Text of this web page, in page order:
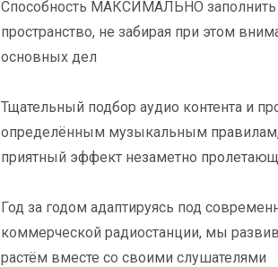
Способность МАКСИМАЛЬНО
пространство, не забирая при этом
основных дел
Тщательный подбор аудио контента и
определённым музыкальным правилам,
приятный эффект незаметно
Год за годом адаптируясь под
коммерческой радиостанции, мы
растём вместе со своими слушателями